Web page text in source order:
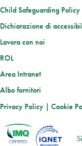
Child Safeguarding Policy
Dichiarazione di
Lavora con noi
ROL
Area Intranet
Albo fornitori
Privacy Policy | Cookie